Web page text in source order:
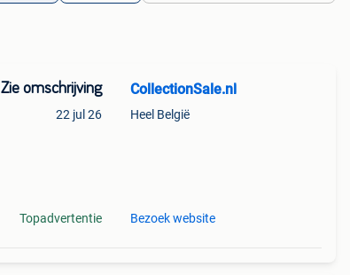
Zie omschrijving
22 jul 26
Topadvertentie
CollectionSale.nl
Heel België
Bezoek website